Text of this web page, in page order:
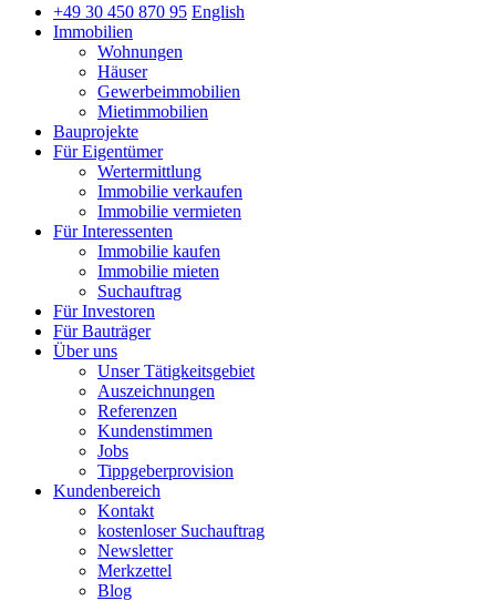
+49 30 450 870 95 English
Immobilien
Wohnungen
Häuser
Gewerbeimmobilien
Mietimmobilien
Bauprojekte
Für Eigentümer
Wertermittlung
Immobilie verkaufen
Immobilie vermieten
Für Interessenten
Immobilie kaufen
Immobilie mieten
Suchauftrag
Für Investoren
Für Bauträger
Über uns
Unser Tätigkeitsgebiet
Auszeichnungen
Referenzen
Kundenstimmen
Jobs
Tippgeberprovision
Kundenbereich
Kontakt
kostenloser Suchauftrag
Newsletter
Merkzettel
Blog